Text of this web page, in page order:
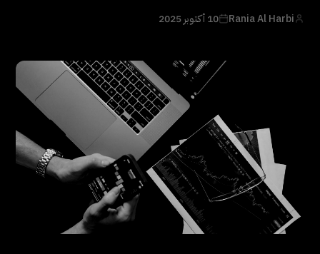
Rania Al Harbi 10 أكتوبر 2025